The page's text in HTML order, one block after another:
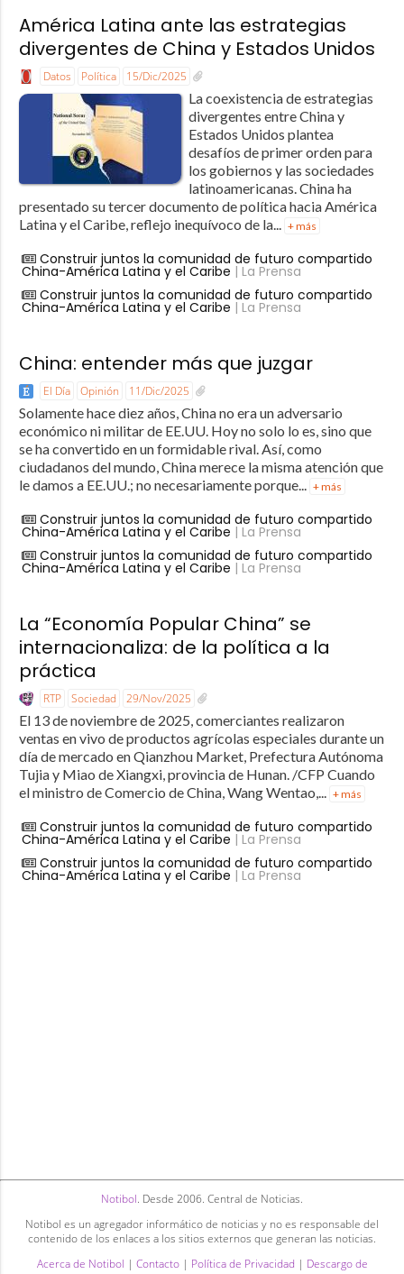
América Latina ante las estrategias
divergentes de China y Estados Unidos
Datos Política 15/Dic/2025
La coexistencia de estrategias
divergentes entre China y
Estados Unidos plantea
desafíos de primer orden para
los gobiernos y las sociedades
latinoamericanas. China ha
presentado su tercer documento de política hacia América
Latina y el Caribe, reflejo inequívoco de la... + más
Construir juntos la comunidad de futuro compartido
China-América Latina y el Caribe | La Prensa
Construir juntos la comunidad de futuro compartido
China-América Latina y el Caribe | La Prensa
China: entender más que juzgar
El Día Opinión 11/Dic/2025
Solamente hace diez años, China no era un adversario
económico ni militar de EE.UU. Hoy no solo lo es, sino que
se ha convertido en un formidable rival. Así, como
ciudadanos del mundo, China merece la misma atención que
le damos a EE.UU.; no necesariamente porque... + más
Construir juntos la comunidad de futuro compartido
China-América Latina y el Caribe | La Prensa
Construir juntos la comunidad de futuro compartido
China-América Latina y el Caribe | La Prensa
La “Economía Popular China” se
internacionaliza: de la política a la
práctica
RTP Sociedad 29/Nov/2025
El 13 de noviembre de 2025, comerciantes realizaron
ventas en vivo de productos agrícolas especiales durante un
día de mercado en Qianzhou Market, Prefectura Autónoma
Tujia y Miao de Xiangxi, provincia de Hunan. /CFP Cuando
el ministro de Comercio de China, Wang Wentao,... + más
Construir juntos la comunidad de futuro compartido
China-América Latina y el Caribe | La Prensa
Construir juntos la comunidad de futuro compartido
China-América Latina y el Caribe | La Prensa
Notibol. Desde 2006. Central de Noticias.
Notibol es un agregador informático de noticias y no es responsable del
contenido de los enlaces a los sitios externos que generan las noticias.
Acerca de Notibol | Contacto| Política de Privacidad | Descargo de